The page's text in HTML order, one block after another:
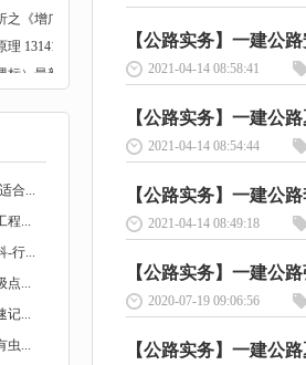
《增广贤文》 132...
131410
标）最新洋葱中职课...
合...
程...
-行...
点...
记...
虫...
【公路实务】一建公
2021-04-14 08:58:41
【公路实务】一建公
2021-04-14 08:54:44
【公路实务】一建公
2021-04-14 08:49:18
【公路实务】一建公
2020-07-19 09:06:56
【公路实务】一建公